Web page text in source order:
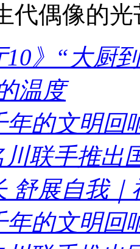
代偶像的
10》“大厨
温度
的文明回
川联手推出
舒展自我
的文明回